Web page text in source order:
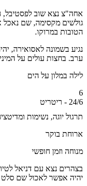
נצא שוב לפסטיבל, הפעם
מקסימה, שם נאכל
במרוקו.
בשמונה לאסואירה, יהיה
בחצות עולים על
במלון על הים
יוגה, נשימות ומדיטציה
בוקר
וזמן חופשי
נצא עם דניאל לטיול
אפשר לאכול שם סלט ודגים